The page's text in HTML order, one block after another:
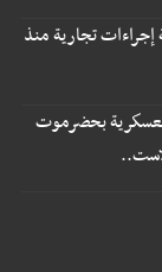
تجارية منذ
بحضرموت